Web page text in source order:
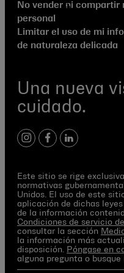
Una nueva
cuidado.
instagram
facebook
linkedin
No vender ni compartir
personal
Limitar el uso de mi
de naturaleza delicada
Este sitio se rige
normativas
Unidos. El uso de este
aplicación de dichas
de la información
Condiciones de servicio
consultar la sección
la información más
disposición.
Póngase en
alguna pregunta o